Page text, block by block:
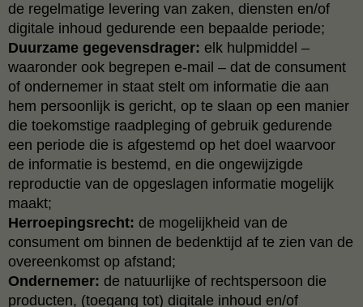
de regelmatige levering van zaken, diensten en/of
digitale inhoud gedurende een bepaalde periode;
Duurzame gegevensdrager: elk hulpmiddel –
waaronder ook begrepen e-mail – dat de consument
of ondernemer in staat stelt om informatie die aan
hem persoonlijk is gericht, op te slaan op een manier
die toekomstige raadpleging of gebruik gedurende
een periode die is afgestemd op het doel waarvoor
de informatie is bestemd, en die ongewijzigde
reproductie van de opgeslagen informatie mogelijk
maakt;
Herroepingsrecht: de mogelijkheid van de
consument om binnen de bedenktijd af te zien van de
overeenkomst op afstand;
Ondernemer: de natuurlijke of rechtspersoon die
producten, (toegang tot) digitale inhoud en/of